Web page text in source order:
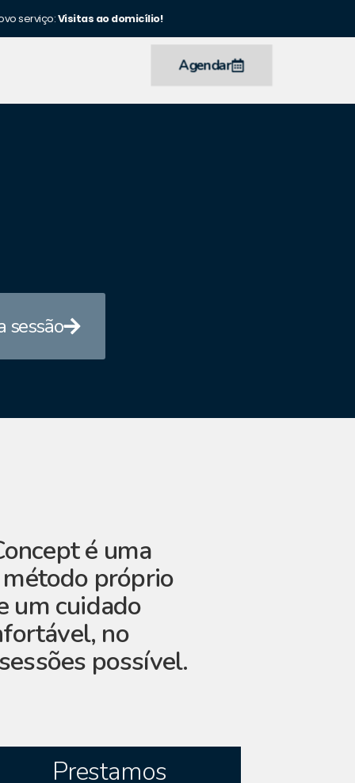
serviço:Visitas ao domicílio!
Agendar
sessão
é uma
próprio
um cuidado
no
possível.
Prestamos